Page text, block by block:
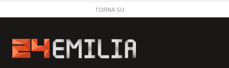
TORNA SU